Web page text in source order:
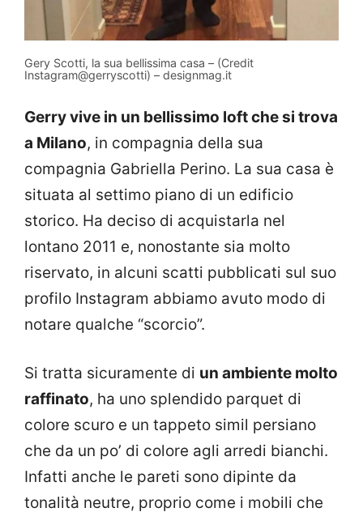
Gery Scotti, la sua bellissima casa – (Credit
Instagram@gerryscotti) – designmag.it
Gerry vive in un bellissimo loft che si trova
a Milano, in compagnia della sua
compagnia Gabriella Perino. La sua casa è
situata al settimo piano di un edificio
storico. Ha deciso di acquistarla nel
lontano 2011 e, nonostante sia molto
riservato, in alcuni scatti pubblicati sul suo
profilo Instagram abbiamo avuto modo di
notare qualche “scorcio”.
Si tratta sicuramente di un ambiente molto
raffinato, ha uno splendido parquet di
colore scuro e un tappeto simil persiano
che da un po’ di colore agli arredi bianchi.
Infatti anche le pareti sono dipinte da
tonalità neutre, proprio come i mobili che